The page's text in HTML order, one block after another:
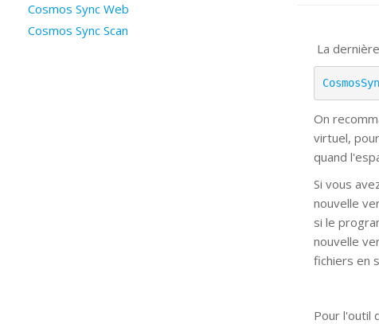
Cosmos Sync Web
Cosmos Sync Scan
La
On
virtuel,
quand
Si vous
nouvelle
si le
nouvelle
fichiers en
Pour l'outil